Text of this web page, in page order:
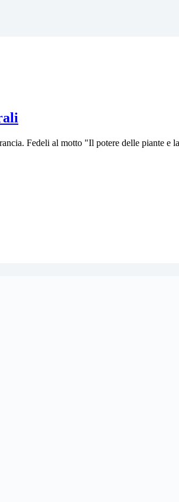
Fedeli al motto "Il potere delle piante e